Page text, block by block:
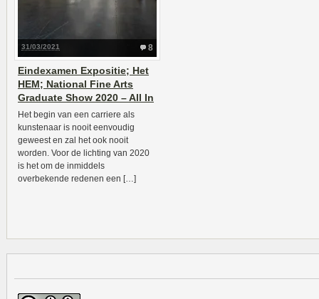
8
31/03/2021
Eindexamen Expositie; Het
HEM; National Fine Arts
Graduate Show 2020 – All In
Het begin van een carriere als
kunstenaar is nooit eenvoudig
geweest en zal het ook nooit
worden. Voor de lichting van 2020
is het om de inmiddels
overbekende redenen een […]